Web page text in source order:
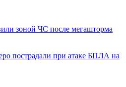
зоной ЧС после мегашторма
пострадали при атаке БПЛА на